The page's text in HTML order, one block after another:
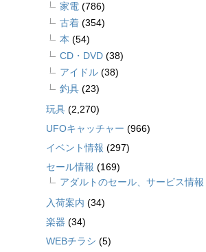
家電 (786)
古着 (354)
本 (54)
CD・DVD (38)
アイドル (38)
釣具 (23)
玩具 (2,270)
UFOキャッチャー (966)
イベント情報 (297)
セール情報 (169)
アダルトのセール、サービス情報
入荷案内 (34)
楽器 (34)
WEBチラシ (5)